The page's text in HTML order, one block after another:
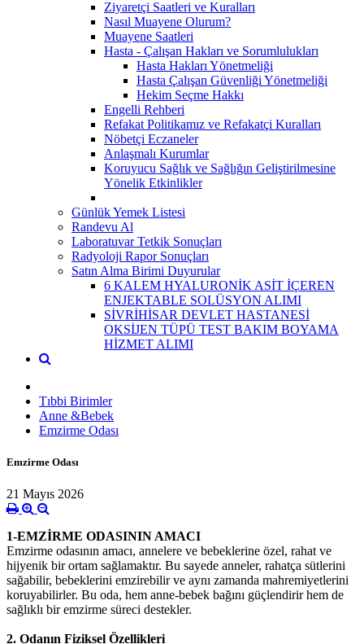
Ziyaretçi Saatleri ve Kuralları
Nasıl Muayene Olurum?
Muayene Saatleri
Hasta - Çalışan Hakları ve Sorumlulukları
Hasta Hakları Yönetmeliği
Hasta Çalışan Güvenliği Yönetmeliği
Hekim Seçme Hakkı
Engelli Rehberi
Refakat Politikamız ve Refakatçi Kuralları
Nöbetçi Eczaneler
Anlaşmalı Kurumlar
Koruyucu Sağlık ve Sağlığın Geliştirilmesine
Yönelik Etkinlikler
Günlük Yemek Listesi
Randevu Al
Laboratuvar Tetkik Sonuçları
Radyoloji Rapor Sonuçları
Satın Alma Birimi Duyurular
6 KALEM HYALURONİK ASİT İÇEREN
ENJEKTABLE SOLÜSYON ALIMI
SİVRİHİSAR DEVLET HASTANESİ
OKSİJEN TÜPÜ TEST BAKIM BOYAMA
HİZMET ALIMI
Tıbbi Birimler
Anne &Bebek
Emzirme Odası
Emzirme Odası
21 Mayıs 2026
1-EMZİRME ODASININ AMACI
Emzirme odasının amacı, annelere ve bebeklerine özel, rahat ve
hijyenik bir ortam sağlamaktır. Bu sayede anneler, rahatça sütlerini
sağabilir, bebeklerini emzirebilir ve aynı zamanda mahremiyetlerini
koruyabilirler. Bu oda, hem anne-bebek bağını güçlendirir hem de
sağlıklı bir emzirme süreci destekler.
2. Odanın Fiziksel Özellikleri